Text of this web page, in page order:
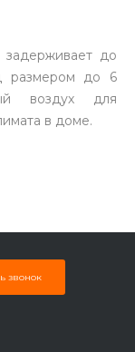
задерживает до
размером до 6
воздух для
в доме.
звонок